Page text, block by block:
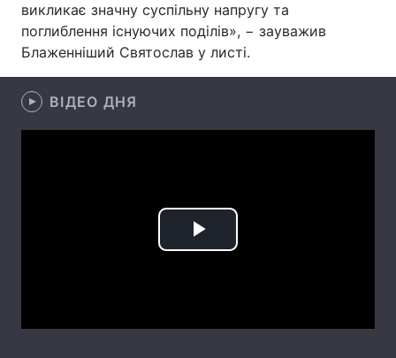
Головна Війна
Україна Політика
Економіка
Інциденти
Туризм
Екологія Регіони
викликає значну суспільну напругу та
поглиблення існуючих поділів», − зауважив
Блаженніший Святослав у листі.
ВІДЕО ДНЯ
Play